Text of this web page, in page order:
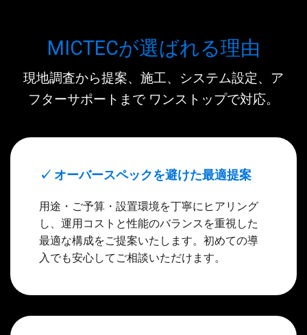
MICTECが選ばれる理由
現地調査から提案、施工、システム設定、ア
フターサポートまで ワンストップで対応。
✓ オーバースペックを避けた最適提案
用途・ご予算・設置環境を丁寧にヒアリング
し、運用コストと性能のバランスを重視した
最適な構成をご提案いたします。初めての導
入でも安心してご相談いただけます。